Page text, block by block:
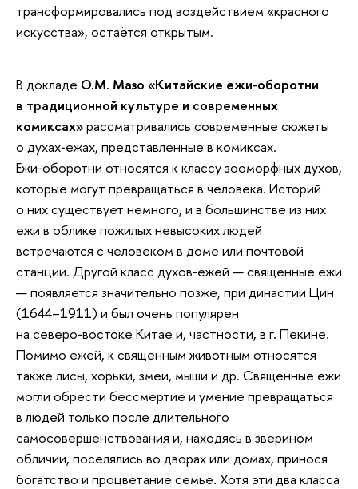
трансформировались под воздействием «красного
искусства», остаётся открытым.
В докладе О.М. Мазо «Китайские ежи‑оборотни
в традиционной культуре и современных
комиксах»рассматривались современные сюжеты
о духах‑ежах, представленные в комиксах.
Ежи‑оборотни относятся к классу зооморфных духов,
которые могут превращаться в человека. Историй
о них существует немного, и в большинстве из них
ежи в облике пожилых невысоких людей
встречаются с человеком в доме или почтовой
станции. Другой класс духов‑ежей — священные ежи
— появляется значительно позже, при династии Цин
(1644–1911) и был очень популярен
на северо‑востоке Китае и, частности, в г. Пекине.
Помимо ежей, к священным животным относятся
также лисы, хорьки, змеи, мыши и др. Священные ежи
могли обрести бессмертие и умение превращаться
в людей только после длительного
самосовершенствования и, находясь в зверином
обличии, поселялись во дворах или домах, принося
богатство и процветание семье. Хотя эти два класса